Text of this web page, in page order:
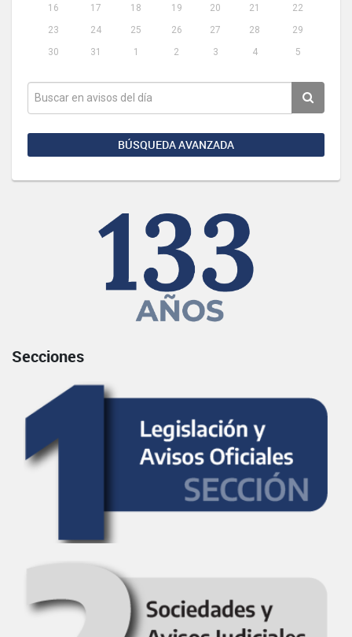
16
17 18 19 20 21
22
23
24 25 26 27 28
29
30
31 1 2 3 4 5
BÚSQUEDA AVANZADA
Secciones